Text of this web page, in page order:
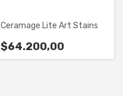
Ceramage Lite Art Stains
$64.200,00